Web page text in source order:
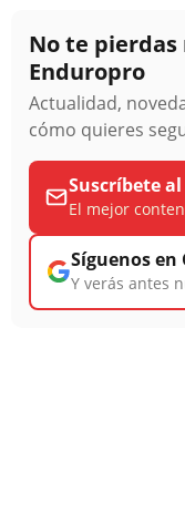
No te pierdas
Enduropro
Actualidad,
cómo quieres
Suscríbete
El mejor
Síguenos en
Y verás antes